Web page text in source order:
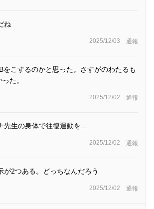
ね
2025/12/03 通報
をこするのかと思った。さすがのわたるも
た。
2025/12/02 通報
先生の身体で往復運動を...
2025/12/02 通報
が2つある。どっちなんだろう
2025/12/02 通報